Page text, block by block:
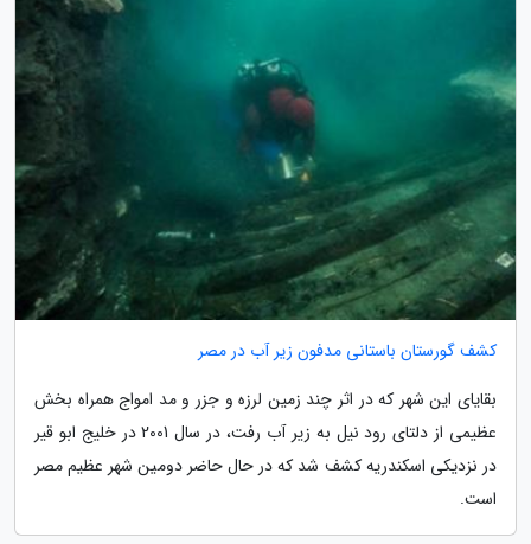
کشف گورستان باستانی مدفون زیر آب در مصر
بقایای این شهر که در اثر چند زمین لرزه و جزر و مد امواج همراه بخش
عظیمی از دلتای رود نیل به زیر آب رفت، در سال 2001 در خلیج ابو قیر
در نزدیکی اسکندریه کشف شد که در حال حاضر دومین شهر عظیم مصر
است.